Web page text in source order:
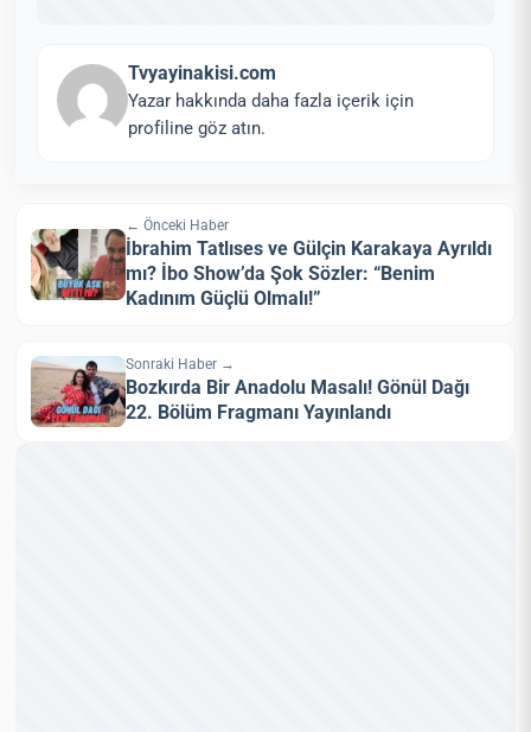
Tvyayinakisi.com
Yazar hakkında daha fazla içerik için
profiline göz atın.
← Önceki Haber
İbrahim Tatlıses ve Gülçin Karakaya Ayrıldı
mı? İbo Show’da Şok Sözler: “Benim
Kadınım Güçlü Olmalı!”
Sonraki Haber →
Bozkırda Bir Anadolu Masalı! Gönül Dağı
22. Bölüm Fragmanı Yayınlandı